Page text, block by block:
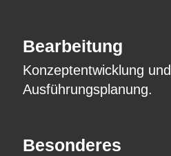
Bearbeitung
Konzeptentwicklung und
Ausführungsplanung.
Besonderes